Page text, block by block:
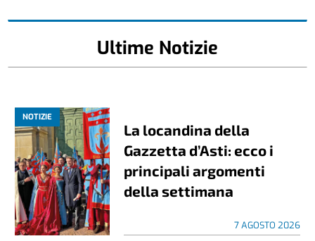
Ultime Notizie
NOTIZIE
La locandina della
Gazzetta d’Asti: ecco i
principali argomenti
della settimana
7 AGOSTO 2026